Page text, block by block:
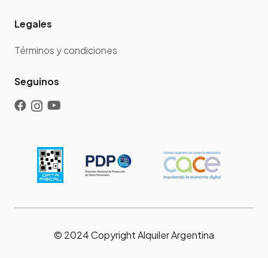
Legales
Términos y condiciones
Seguinos
© 2024 Copyright Alquiler Argentina